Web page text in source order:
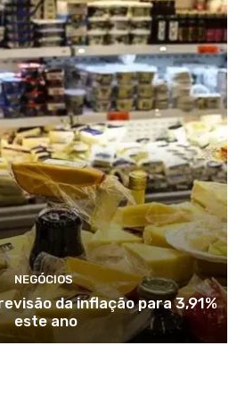
NEGÓCIOS
da inflação para 3,91%
este ano